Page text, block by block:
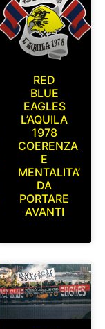
RED
BLUE
EAGLES
L’AQUILA
1978
COERENZA
E
MENTALITA’
DA
PORTARE
AVANTI